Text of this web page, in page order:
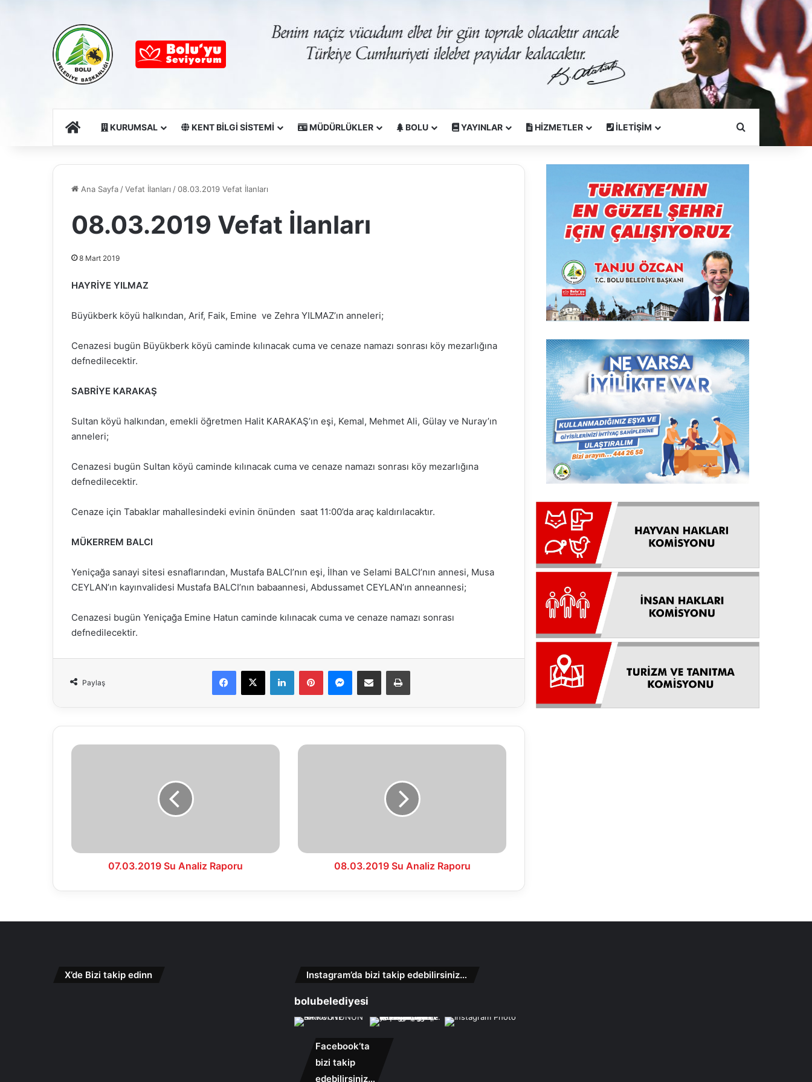
Ana SayfaKURUMSAL KENT BİLGİ SİSTEMİ MÜDÜRLÜKLER BOLU YAYINLAR HİZMETLER İLETİŞİM Arama Yapın
Ana Sayfa /Vefat İlanları /08.03.2019 Vefat İlanları
08.03.2019 Vefat İlanları
8 Mart 2019
HAYRİYE YILMAZ
Büyükberk köyü halkından, Arif, Faik, Emine ve Zehra YILMAZ’ın anneleri;
Cenazesi bugün Büyükberk köyü caminde kılınacak cuma ve cenaze namazı sonrası köy mezarlığına
defnedilecektir.
SABRİYE KARAKAŞ
Sultan köyü halkından, emekli öğretmen Halit KARAKAŞ’ın eşi, Kemal, Mehmet Ali, Gülay ve Nuray’ın
anneleri;
Cenazesi bugün Sultan köyü caminde kılınacak cuma ve cenaze namazı sonrası köy mezarlığına
defnedilecektir.
Cenaze için Tabaklar mahallesindeki evinin önünden saat 11:00’da araç kaldırılacaktır.
MÜKERREM BALCI
Yeniçağa sanayi sitesi esnaflarından, Mustafa BALCI’nın eşi, İlhan ve Selami BALCI’nın annesi, Musa
CEYLAN’ın kayınvalidesi Mustafa BALCI’nın babaannesi, Abdussamet CEYLAN’ın anneannesi;
Cenazesi bugün Yeniçağa Emine Hatun caminde kılınacak cuma ve cenaze namazı sonrası
defnedilecektir.
Paylaş
Facebook
X LinkedInPinterestMessenger
E-Mail ile paylaş Yazdır
07.03.2019
07.03.2019 Su Analiz Raporu
08.03.2019
08.03.2019 Su Analiz Raporu
X’de Bizi takip edinn Instagram’da bizi takip edebilirsiniz…
bolubelediyesi
Facebook’ta
bizi takip
edebilirsiniz…